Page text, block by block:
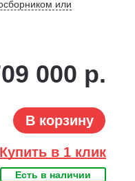
или
000 р.
В корзину
Купить в 1 клик
Есть в наличии